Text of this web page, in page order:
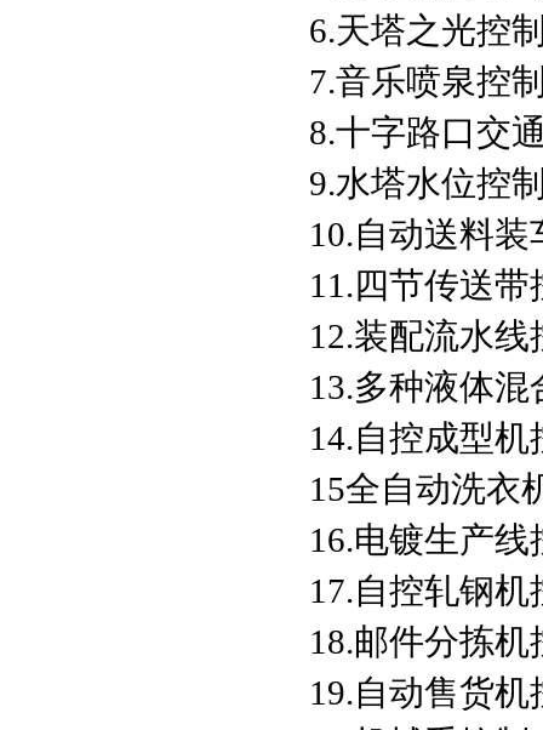
6.天塔之光控
7.音乐喷泉控
8.十字路口交
9.水塔水位控
10.自动送料
11.四节传送带
12.装配流水线
13.多种液体
14.自控成型机
15全自动洗衣
16.电镀生产线
17.自控轧钢机
18.邮件分拣机
19.自动售货机